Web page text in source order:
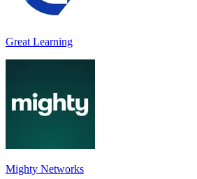
Great Learning
Mighty Networks